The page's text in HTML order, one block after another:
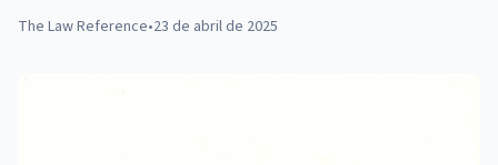
The Law Reference•23 de abril de 2025